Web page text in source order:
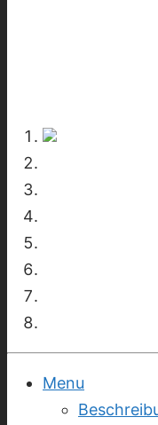
Menu